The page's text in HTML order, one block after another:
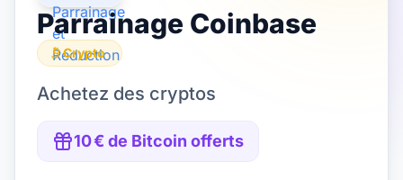
Parrainage Coinbase
Crypto
Achetez des cryptos
10 € de Bitcoin offerts